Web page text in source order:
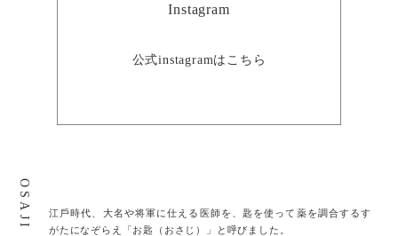
Instagram
公式instagramはこちら
OSAJI
江⼾時代、⼤名や将軍に仕える医師を、匙を使って薬を調合するす
がたになぞらえ「お匙（おさじ）」と呼びました。